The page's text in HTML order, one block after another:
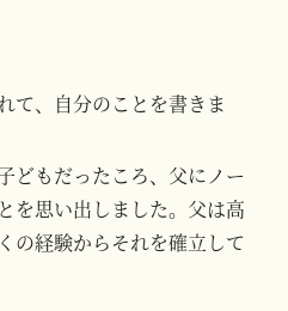
て、自分のことを書きま
どもだったころ、父にノー
を思い出しました。父は高
の経験からそれを確立して